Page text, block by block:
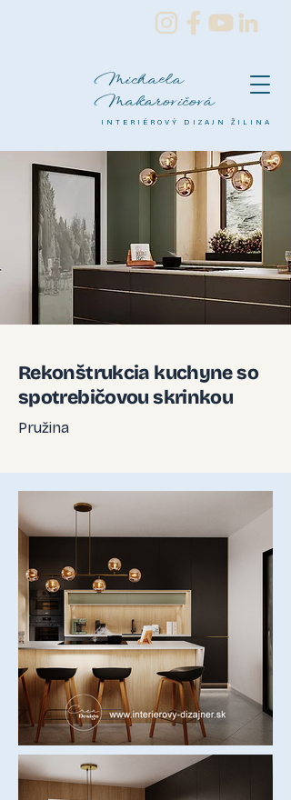
Michaela
Makarovičová
INTERIÉROVÝ DIZAJN ŽILINA
Rekonštrukcia kuchyne so
spotrebičovou skrinkou
Pružina